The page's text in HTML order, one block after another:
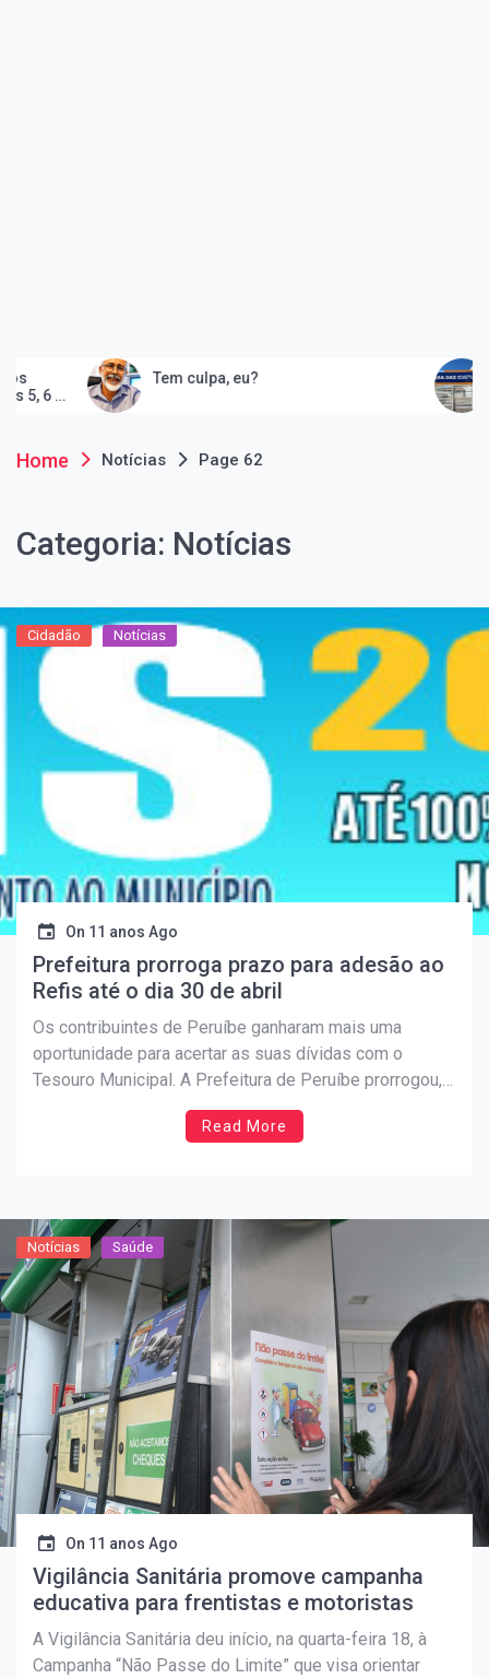
Tem culpa, eu?
Peruíbe
e consolida
Home Notícias Page 62
Categoria: Notícias
Cidadão Notícias
On 11 anos Ago
Prefeitura prorroga prazo para adesão ao
Refis até o dia 30 de abril
Os contribuintes de Peruíbe ganharam mais uma
oportunidade para acertar as suas dívidas com o
Tesouro Municipal. A Prefeitura de Peruíbe prorrogou,
até o dia 30 de abril, o prazo para adesão ao Refis –
Programa de Recuperação Fiscal, que oferece
Read More
Notícias Saúde
On 11 anos Ago
Vigilância Sanitária promove campanha
educativa para frentistas e motoristas
A Vigilância Sanitária deu início, na quarta-feira 18, à
Campanha “Não Passe do Limite” que visa orientar